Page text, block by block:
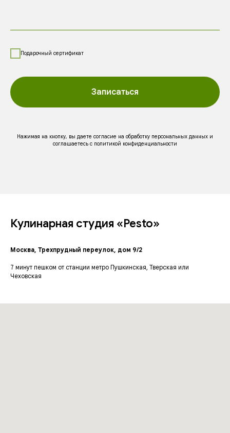
Подарочный сертификат
Записаться
Нажимая на кнопку, вы даете согласие на обработку персональных данных и
соглашаетесь c политикой конфиденциальности
Кулинарная студия «Pesto»
Москва, Трехпрудный переулок, дом 9/2
7 минут пешком от станции метро Пушкинская, Тверская или
Чеховская